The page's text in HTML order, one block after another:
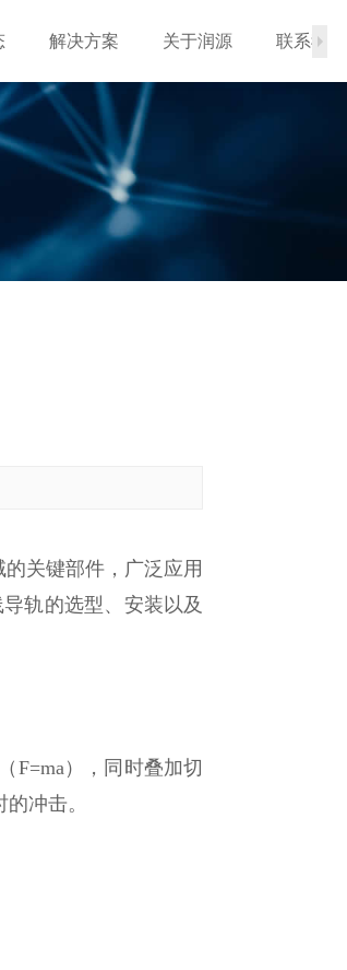
解决方案 关于润源 联系我们
关键部件，广泛应用
轨的选型、安装以及
F=ma），同时叠加切
冲击。